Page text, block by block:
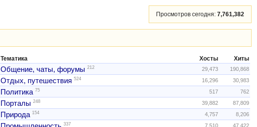
Просмотров сегодня: 7,761,382
Тематика Хосты Хиты
Общение, чаты, форумы 212 29,473 190,868
Отдых, путешествия 524 16,296 30,983
Политика 75 517 762
Порталы 248 39,882 87,809
Природа 154 4,757 8,206
337 7,510 47,422